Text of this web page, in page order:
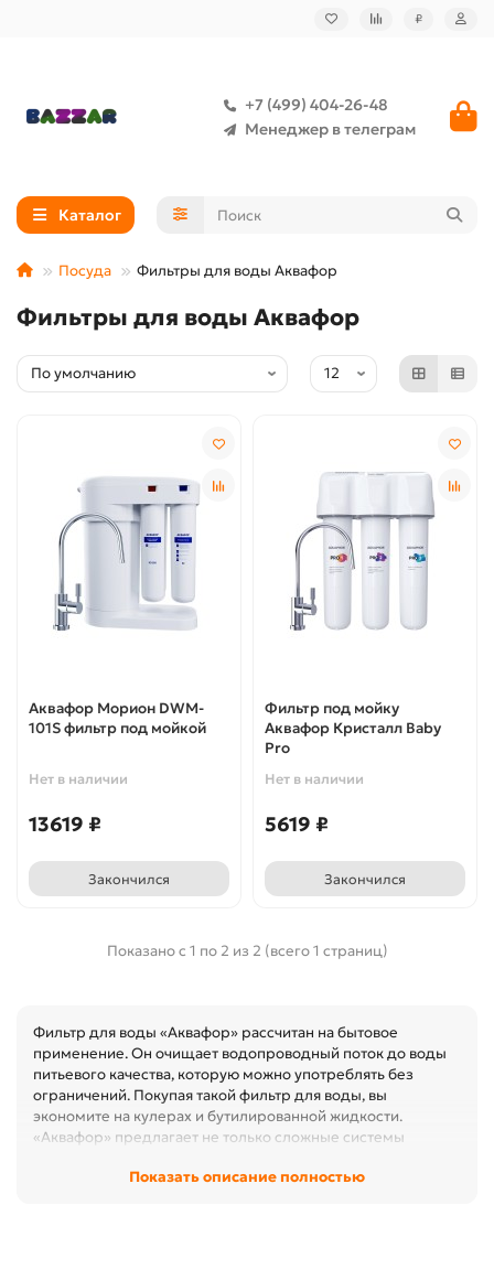
₽
+7 (499) 404-26-48
Менеджер в телеграм
Каталог
Посуда Фильтры для воды Аквафор
Фильтры для воды Аквафор
Аквафор Морион DWM-
101S фильтр под мойкой
Нет в наличии
13619 ₽
Закончился
Фильтр под мойку
Аквафор Кристалл Baby
Pro
Нет в наличии
5619 ₽
Закончился
Показано с 1 по 2 из 2 (всего 1 страниц)
Фильтр для воды «Аквафор» рассчитан на бытовое
применение. Он очищает водопроводный поток до воды
питьевого качества, которую можно употреблять без
ограничений. Покупая такой фильтр для воды, вы
экономите на кулерах и бутилированной жидкости.
«Аквафор» предлагает не только сложные системы
бренда есть простейшие фильтры-кувшины и системы
Показать описание полностью